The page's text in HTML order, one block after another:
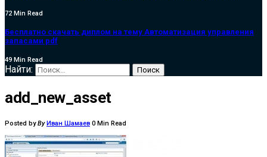
72 Min Read
Бесплатно скачать диплом на тему Автоматизация управления
запасами pdf
49 Min Read
Найти:
add_new_asset
Posted by ByИван Шамаев 0 Min Read